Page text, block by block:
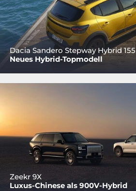
Dacia Sandero Stepway Hybrid 155
Neues Hybrid-Topmodell
Zeekr 9X
Luxus-Chinese als 900V-Hybrid